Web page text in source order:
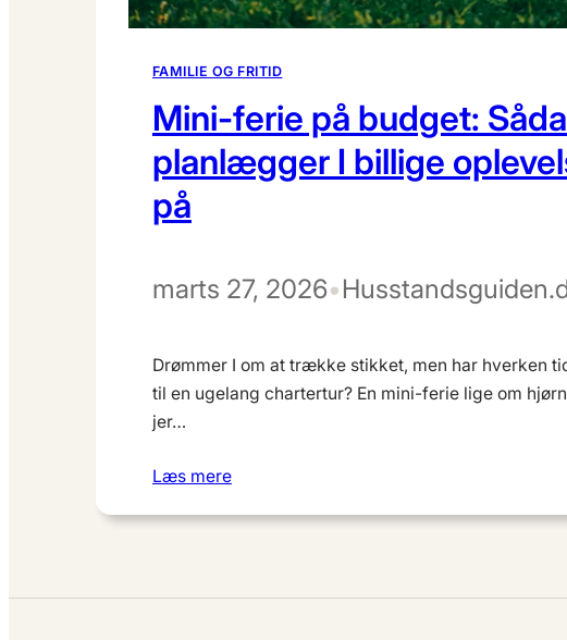
FAMILIE OG FRITID
Mini-ferie på budget:
planlægger I billige
på
marts 27, 2026•
Drømmer I om at trække stikket, men har hverken
til en ugelang chartertur? En mini-ferie lige om
jer…
Læs mere